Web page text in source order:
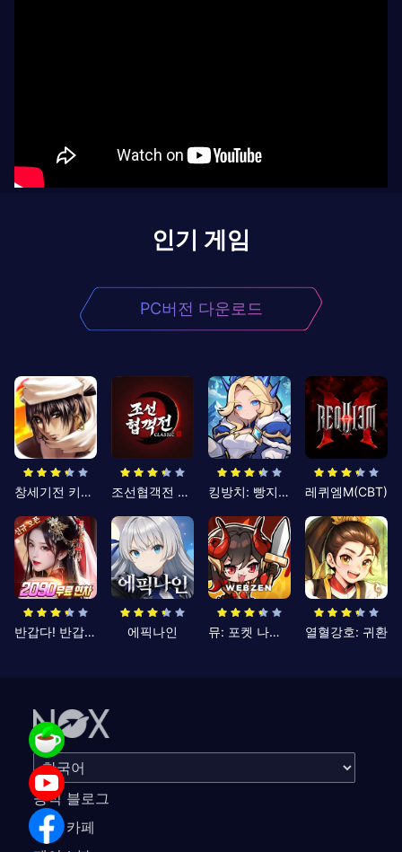
인기 게임
PC버전 다운로드
창세기전 키우기 조선협객전 클래식 킹방치: 빵지의 제왕 레퀴엠M(CBT)
반갑다! 반갑삼국지 에픽나인 뮤: 포켓 나이츠 열혈강호: 귀환
공식 블로그
공식 카페